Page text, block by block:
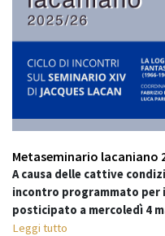
Metaseminario lacaniano
A causa delle cattive
incontro programmato per
posticipato a mercoledì 4
Leggi tutto